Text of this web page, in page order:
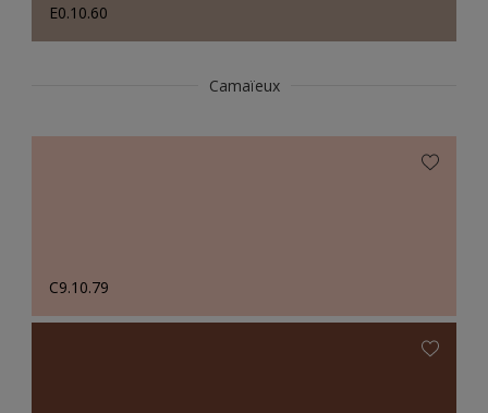
E0.10.60
Camaïeux
C9.10.79